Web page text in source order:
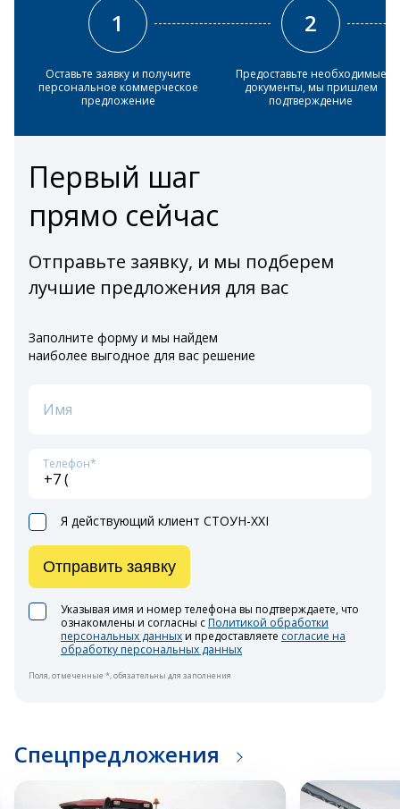
1
Оставьте заявку и получите
персональное коммерческое
предложение
2
Предоставьте необходимые
документы, мы пришлем
подтверждение
Первый шаг
прямо сейчас
Отправьте заявку, и мы подберем
лучшие предложения для вас
Заполните форму и мы найдем
наиболее выгодное для вас решение
Имя
Телефон*
Я действующий клиент СТОУН-XXI
Указывая имя и номер телефона вы подтверждаете, что
ознакомлены и согласны с Политикой обработки
персональных данныхи предоставляете согласие на
обработку персональных данных
Отправить заявку
Поля, отмеченные *, обязательны для заполнения
Спецпредложения